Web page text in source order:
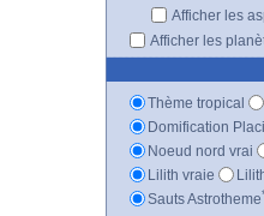
Afficher les
Afficher les
Thème tropical
Domification
Noeud nord vrai
Lilith vraie
Sauts Astrotheme